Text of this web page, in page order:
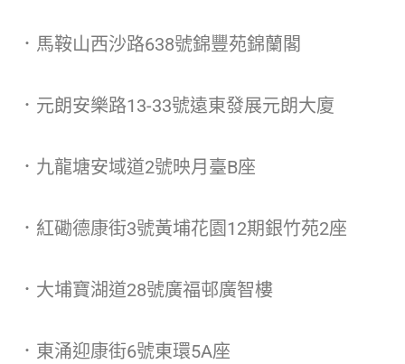
．馬鞍山西沙路638號錦豐苑錦蘭閣
．元朗安樂路13-33號遠東發展元朗大廈
．九龍塘安域道2號映月臺B座
．紅磡德康街3號黃埔花園12期銀竹苑2座
．大埔寶湖道28號廣福邨廣智樓
．東涌迎康街6號東環5A座